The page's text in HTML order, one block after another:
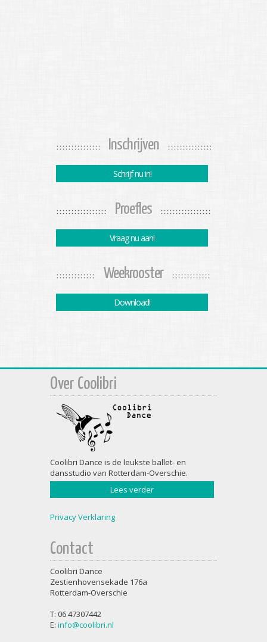
Inschrijven
Schrijf nu in!
Proefles
Vraag nu aan!
Weekrooster
Download!
Over Coolibri
Coolibri Dance is de leukste ballet- en
dansstudio van Rotterdam-Overschie.
Lees verder
Privacy Verklaring
Contact
Coolibri Dance
Zestienhovensekade 176a
Rotterdam-Overschie
T: 06 47307442
E: info@coolibri.nl